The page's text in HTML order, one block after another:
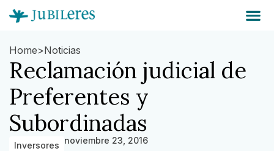
Home>Noticias
Reclamación judicial de
Preferentes y
Subordinadas
Inversores noviembre 23, 2016